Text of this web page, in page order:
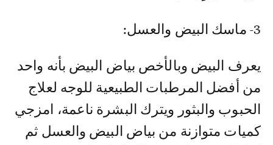
3- ماسك البيض والعسل:
يعرف البيض وبالأخص بياض البيض بأنه واحد
من أفضل المرطبات الطبيعية للوجه لعلاج
الحبوب والبثور ويترك البشرة ناعمة، امزجي
كميات متوازنة من بياض البيض والعسل ثم